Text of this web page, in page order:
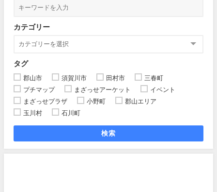
カテゴリー
タグ
郡山市 須賀川市 田村市
三春町
プチマップ
まざっせアーケット
イベント
まざっせプラザ
小野町
郡山エリア
玉川村
石川町
検索